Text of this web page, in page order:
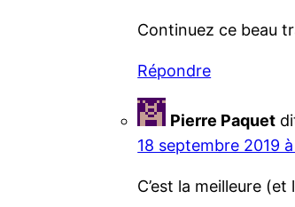
Continuez ce beau
Répondre
Pierre Paquet
18 septembre 2019
C’est la meilleure